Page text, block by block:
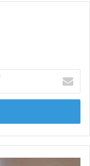
بريدك
الإلكتروني